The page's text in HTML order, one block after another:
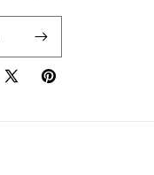
X
Pinterest